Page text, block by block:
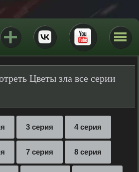
Цветы зла все серии
3 серия 4 серия
7 серия 8 серия